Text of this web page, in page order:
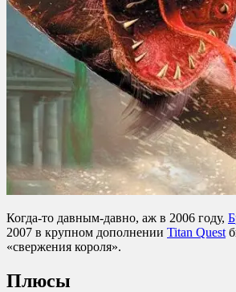
Когда-то давным-давно, аж в 2006 году,
2007 в крупном дополнении Titan Quest
«свержения короля».
Плюсы